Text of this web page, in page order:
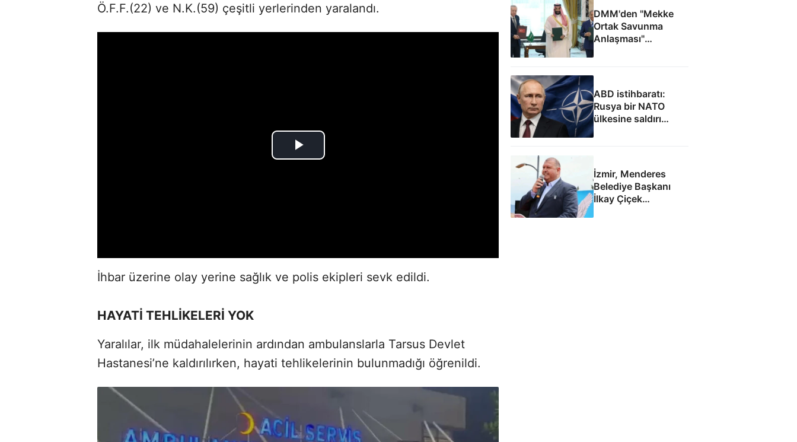
Ö.F.F.(22) ve N.K.(59) çeşitli yerlerinden yaralandı.
İhbar üzerine olay yerine sağlık ve polis ekipleri sevk edildi.
HAYATİ TEHLİKELERİ YOK
Yaralılar, ilk müdahalelerinin ardından ambulanslarla Tarsus Devlet
Hastanesi’ne kaldırılırken, hayati tehlikelerinin bulunmadığı öğrenildi.
DMM'den "Mekke
Ortak Savunma
Anlaşması"
iddialarına yalanlama
ABD istihbaratı:
Rusya bir NATO
ülkesine saldırı
düzenleyebilir
İzmir, Menderes
Belediye Başkanı
İlkay Çiçek